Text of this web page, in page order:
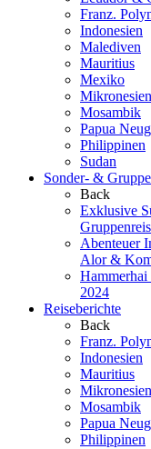
Franz.
Indonesien
Malediven
Mauritius
Mexiko
Mikronesien
Mosambik
Papua
Philippinen
Sudan
Sonder- &
Back
Exklusive
Abenteuer
Alor &
Hammerhai
2024
Reiseberichte
Back
Franz.
Indonesien
Mauritius
Mikronesien
Mosambik
Papua
Philippinen